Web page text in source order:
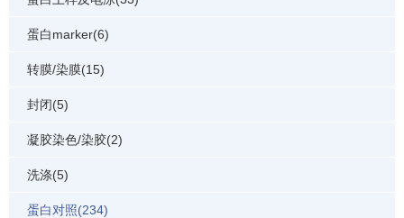
蛋白marker(6)
转膜/染膜(15)
封闭(5)
凝胶染色/染胶(2)
洗涤(5)
蛋白对照(234)